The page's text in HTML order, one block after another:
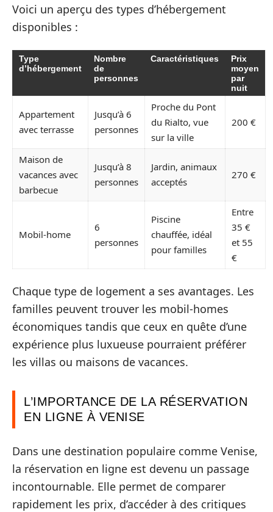
Voici un aperçu des types d’hébergement
disponibles :
Type
d’hébergement
Nombre
de
personnes
Caractéristiques
Prix
moyen
par
nuit
Appartement
avec terrasse
Jusqu’à 6
personnes
Proche du Pont
du Rialto, vue
sur la ville
200 €
Maison de
vacances avec
barbecue
Jusqu’à 8
personnes
Jardin, animaux
acceptés
270 €
Mobil-home
6
personnes
Piscine
chauffée, idéal
pour familles
Entre
35 €
et 55
€
Chaque type de logement a ses avantages. Les
familles peuvent trouver les mobil-homes
économiques tandis que ceux en quête d’une
expérience plus luxueuse pourraient préférer
les villas ou maisons de vacances.
L’IMPORTANCE DE LA RÉSERVATION
EN LIGNE À VENISE
Dans une destination populaire comme Venise,
la réservation en ligne est devenu un passage
incontournable. Elle permet de comparer
rapidement les prix, d’accéder à des critiques